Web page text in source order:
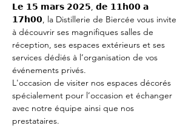
𝗟𝗲 𝟭𝟱 𝗺𝗮𝗿𝘀 𝟮𝟬𝟮𝟱, 𝗱𝗲 𝟭𝟭𝗵𝟬𝟬 𝗮
𝟭𝟳𝗵𝟬𝟬, la Distillerie de Biercée vous invite
à découvrir ses magnifiques salles de
réception, ses espaces extérieurs et ses
services dédiés à l’organisation de vos
événements privés.
L'occasion de visiter nos espaces décorés
spécialement pour l’occasion et échanger
avec notre équipe ainsi que nos
prestataires.